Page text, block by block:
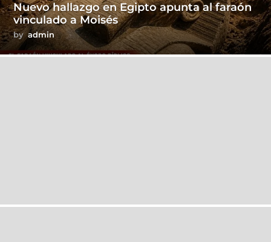
Nuevo hallazgo en Egipto apunta al faraón
vinculado a Moisés
by admin